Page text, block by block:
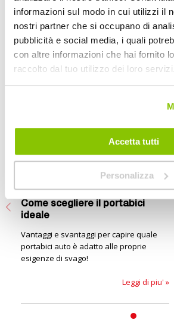
informazioni sul modo in cui utilizzi il
nostri partner che si occupano di
pubblicità e social media, i quali
con altre informazioni che hai fornito
raccolto dal tuo utilizzo dei loro servizi.
Accetta tutti
Personalizza
ALTHURA
Alluminio Nero
I nostri consigli
Come scegliere il portabici
ideale
Vantaggi e svantaggi per capire quale
portabici auto è adatto alle proprie
esigenze di svago!
Leggi di piu' »